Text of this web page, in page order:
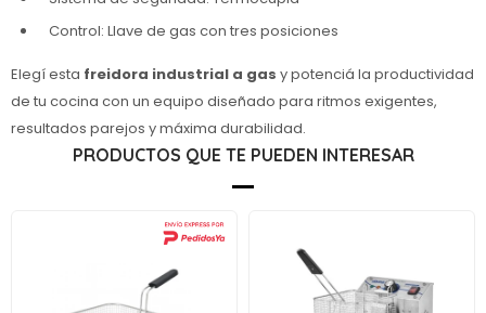
Control: Llave de gas con tres posiciones
Elegí esta freidora industrial a gas y potenciá la productividad
de tu cocina con un equipo diseñado para ritmos exigentes,
resultados parejos y máxima durabilidad.
PRODUCTOS QUE TE PUEDEN INTERESAR